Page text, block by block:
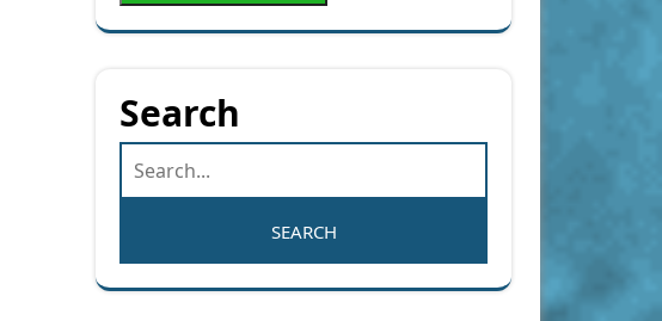
Search